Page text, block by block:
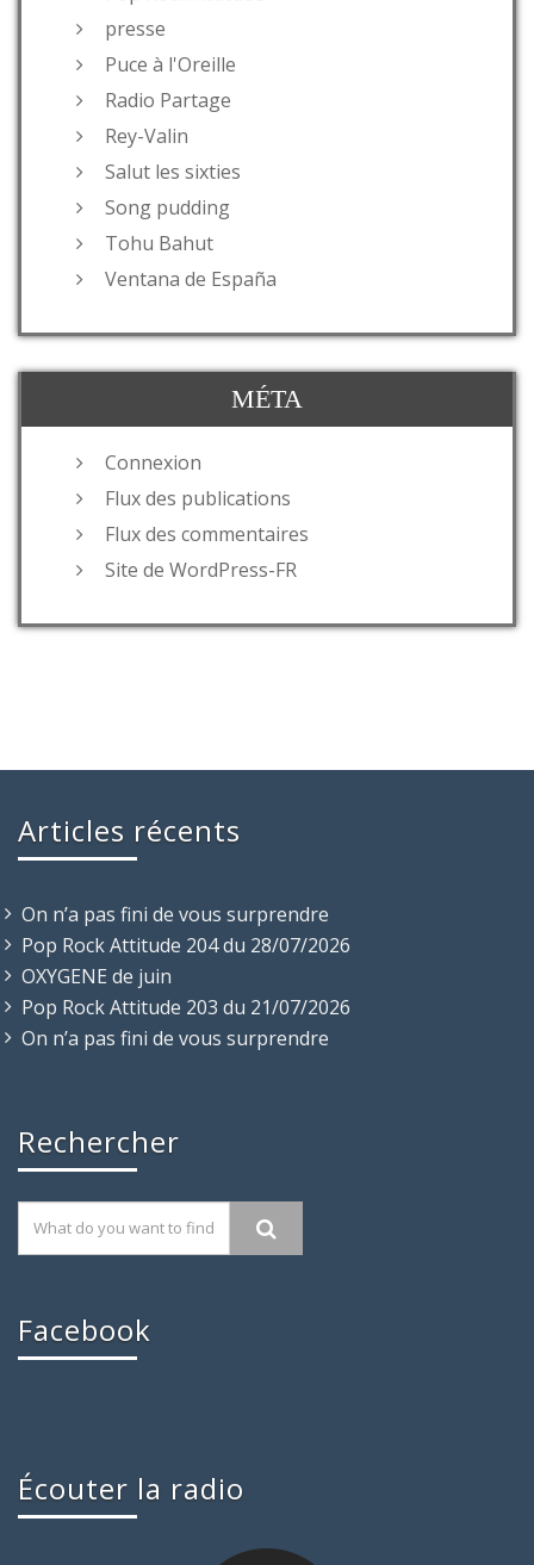
presse
Puce à l'Oreille
Radio Partage
Rey-Valin
Salut les sixties
Song pudding
Tohu Bahut
Ventana de España
MÉTA
Connexion
Flux des publications
Flux des commentaires
Site de WordPress-FR
Articles récents
On n’a pas fini de vous surprendre
Pop Rock Attitude 204 du 28/07/2026
OXYGENE de juin
Pop Rock Attitude 203 du 21/07/2026
On n’a pas fini de vous surprendre
Rechercher
Facebook
Écouter la radio